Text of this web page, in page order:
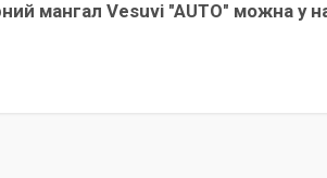
мангал Vesuvi "AUTO" можна у